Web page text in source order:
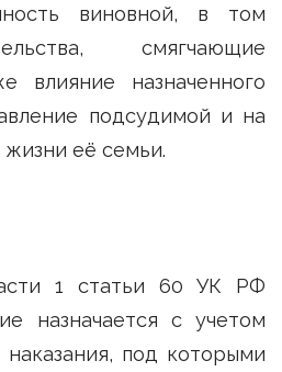
виновной, в том
смягчающие
влияние назначенного
подсудимой и на
её семьи.
1 статьи 60 УК РФ
назначается с учетом
под которыми